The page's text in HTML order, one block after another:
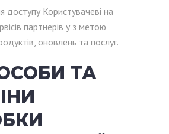
доступу Користувачеві на
партнерів у з метою
оновлень та послуг.
ТА